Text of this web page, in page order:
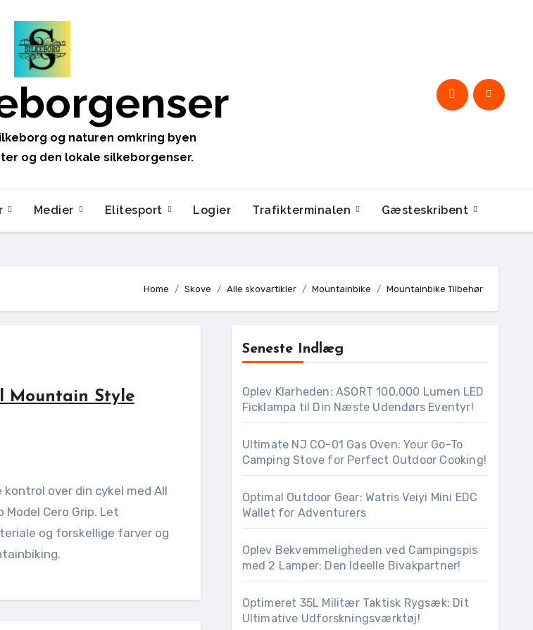
og naturen omkring byen
og den lokale silkeborgenser.
Medier Elitesport Logier Trafikterminalen Gæsteskribent
Home Skove Alle skovartikler Mountainbike Mountainbike Tilbehør
Mountain Style
over din cykel med All
Cero Grip. Let
og forskellige farver og
Seneste Indlæg
Oplev Klarheden: ASORT 100,000 Lumen LED
Ficklampa til Din Næste Udendørs Eventyr!
Ultimate NJ CO-01 Gas Oven: Your Go-To
Camping Stove for Perfect Outdoor Cooking!
Optimal Outdoor Gear: Watris Veiyi Mini EDC
Wallet for Adventurers
Oplev Bekvemmeligheden ved Campingspis
med 2 Lamper: Den Ideelle Bivakpartner!
Optimeret 35L Militær Taktisk Rygsæk: Dit
Ultimative Udforskningsværktøj!